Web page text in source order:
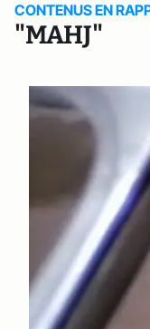
CONTENUS EN
"MAHJ"